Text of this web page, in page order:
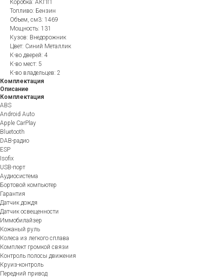
Коробка: АКПП
Топливо: Бензин
Объем, см3: 1469
Мощность: 131
Кузов: Внедорожник
Цвет: Синий Металлик
К-во дверей: 4
К-во мест: 5
К-во владельцев: 2
Комплектация
Описание
Комплектация
ABS
Android Auto
Apple CarPlay
Bluetooth
DAB-радио
ESP
Isofix
USB-порт
Аудиосистема
Бортовой компьютер
Гарантия
Датчик дождя
Датчик освещенности
Иммобилайзер
Кожаный руль
Колеса из легкого сплава
Комплект громкой связи
Контроль полосы движения
Круиз-контроль
Передний привод